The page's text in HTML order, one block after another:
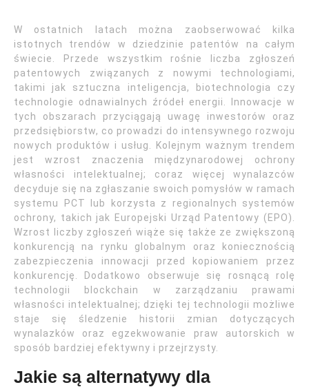
W ostatnich latach można zaobserwować kilka
istotnych trendów w dziedzinie patentów na całym
świecie. Przede wszystkim rośnie liczba zgłoszeń
patentowych związanych z nowymi technologiami,
takimi jak sztuczna inteligencja, biotechnologia czy
technologie odnawialnych źródeł energii. Innowacje w
tych obszarach przyciągają uwagę inwestorów oraz
przedsiębiorstw, co prowadzi do intensywnego rozwoju
nowych produktów i usług. Kolejnym ważnym trendem
jest wzrost znaczenia międzynarodowej ochrony
własności intelektualnej; coraz więcej wynalazców
decyduje się na zgłaszanie swoich pomysłów w ramach
systemu PCT lub korzysta z regionalnych systemów
ochrony, takich jak Europejski Urząd Patentowy (EPO).
Wzrost liczby zgłoszeń wiąże się także ze zwiększoną
konkurencją na rynku globalnym oraz koniecznością
zabezpieczenia innowacji przed kopiowaniem przez
konkurencję. Dodatkowo obserwuje się rosnącą rolę
technologii blockchain w zarządzaniu prawami
własności intelektualnej; dzięki tej technologii możliwe
staje się śledzenie historii zmian dotyczących
wynalazków oraz egzekwowanie praw autorskich w
sposób bardziej efektywny i przejrzysty.
Jakie są alternatywy dla